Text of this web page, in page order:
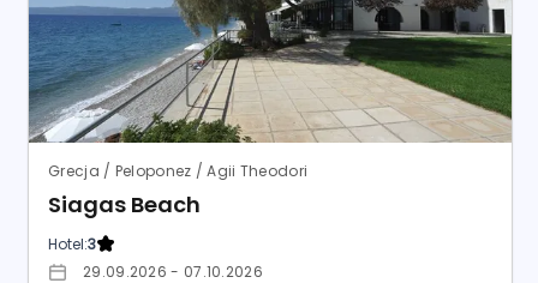
Grecja / Peloponez / Agii Theodori
Siagas Beach
Hotel:3
29.09.2026 - 07.10.2026